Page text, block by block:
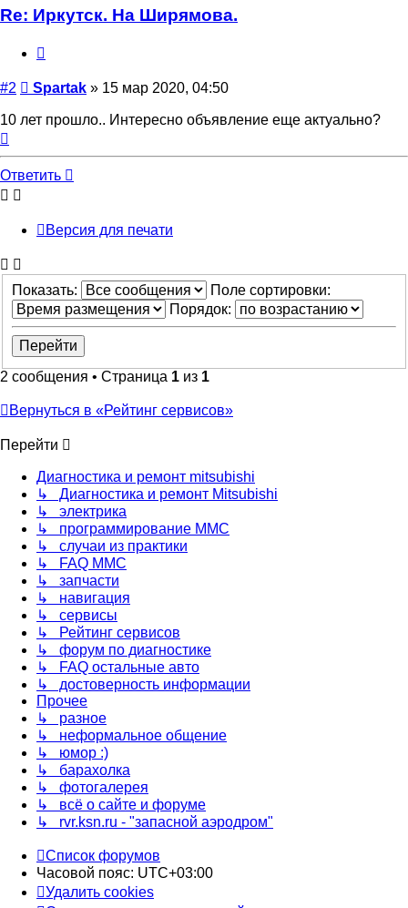
Re: Иркутск. На Ширямова.
#2 Сообщение
Spartak » 15 мар 2020, 04:50
10 лет прошло.. Интересно объявление еще актуально?
началу
Ответить
Версия для печати
Показать:
Поле сортировки:
Порядок:
2 сообщения • Страница 1 из 1
Вернуться в «Рейтинг сервисов»
Перейти
Диагностика и ремонт mitsubishi
↳ Диагностика и ремонт Mitsubishi
↳ электрика
↳ программирование MMC
↳ случаи из практики
↳ FAQ MMC
↳ запчасти
↳ навигация
↳ сервисы
↳ Рейтинг сервисов
↳ форум по диагностике
↳ FAQ остальные авто
↳ достоверность информации
Прочее
↳ разное
↳ неформальное общение
↳ юмор :)
↳ барахолка
↳ фотогалерея
↳ всё о сайте и форуме
↳ rvr.ksn.ru - "запасной аэродром"
Список форумов
Часовой пояс: UTC+03:00
Удалить cookies